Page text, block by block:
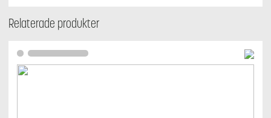
Relaterade produkter